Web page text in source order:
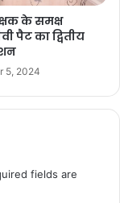
के समक्ष
पैट का द्वितीय
5, 2024
fields are